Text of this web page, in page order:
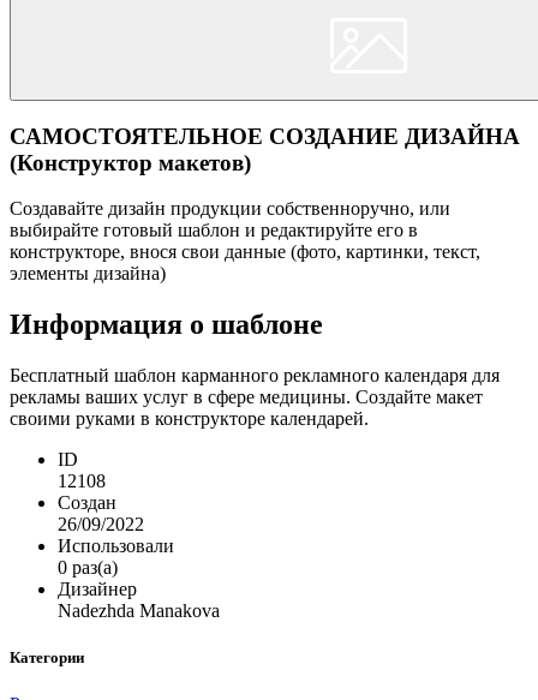
САМОСТОЯТЕЛЬНОЕ СОЗДАНИЕ ДИЗАЙНА
(Конструктор макетов)
Создавайте дизайн продукции собственноручно, или
выбирайте готовый шаблон и редактируйте его в
конструкторе, внося свои данные (фото, картинки, текст,
элементы дизайна)
Информация о шаблоне
Бесплатный шаблон карманного рекламного календаря для
рекламы ваших услуг в сфере медицины. Создайте макет
своими руками в конструкторе календарей.
ID
12108
Создан
26/09/2022
Использовали
0 раз(а)
Дизайнер
Nadezhda Manakova
Категории